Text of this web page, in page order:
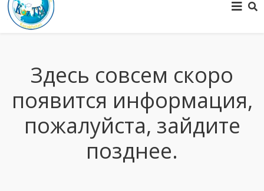
Здесь совсем скоро
появится информация,
пожалуйста, зайдите
позднее.